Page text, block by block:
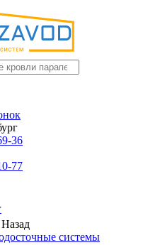
36
77
Назад
системы